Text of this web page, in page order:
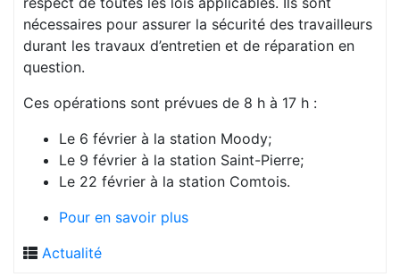
nécessaires pour assurer la sécurité des travailleurs
durant les travaux d’entretien et de réparation en
question.
Ces opérations sont prévues de 8 h à 17 h :
Le 6 février à la station Moody;
Le 9 février à la station Saint-Pierre;
Le 22 février à la station Comtois.
Pour en savoir plus
Actualité